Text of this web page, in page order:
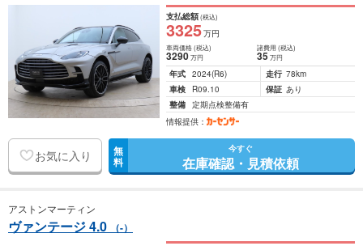
支払総額(税込)
3325万円
車両価格(税込)
3290万円
諸費用 (税込)
35 万円
年式 2024(R6) 走行 78km
車検
R09.10 保証 あり
整備 定期点検整備有
情報提供：
お気に入り 無
料
今すぐ
在庫確認・見積依頼
アストンマーティン
ヴァンテージ 4.0 （-）